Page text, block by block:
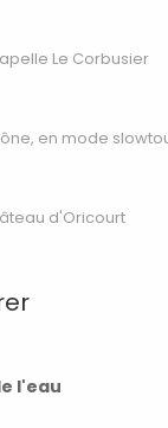
Le Corbusier
en mode
d'Oricourt
l'eau
/ Espace jeux